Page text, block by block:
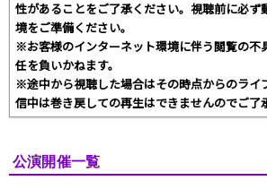
性があることをご了承ください。視聴前に必ず
境をご準備ください。
※お客様のインターネット環境に伴う閲覧の不
任を負いかねます。
※途中から視聴した場合はその時点からのライ
信中は巻き戻しての再生はできませんのでご了
公演開催一覧